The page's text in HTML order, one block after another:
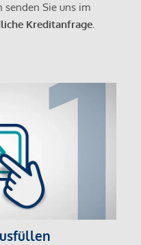
senden Sie uns im
Kreditanfrage.